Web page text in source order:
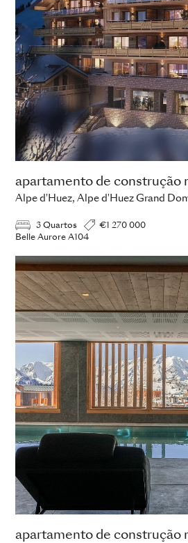
Alpe d'Huez, Alpe d'Huez Grand
3 Quartos
€1 270 000
Belle Aurore A104